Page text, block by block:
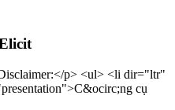
p> <ul> <li dir="ltr"
cụ